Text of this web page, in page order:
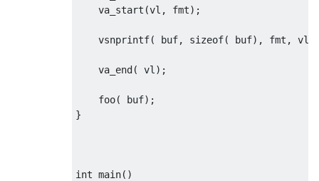
    va_start
(vl , fmt);
    vsnprintf
( buf, sizeof( buf), fmt , vl
    va_end
( vl );
    foo
( buf);
}
int main()